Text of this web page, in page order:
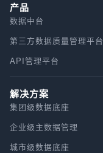
产品
数据中台
第三方数据质量管理平台
API管理平台
解决方案
集团级数据底座
企业级主数据管理
城市级数据底座